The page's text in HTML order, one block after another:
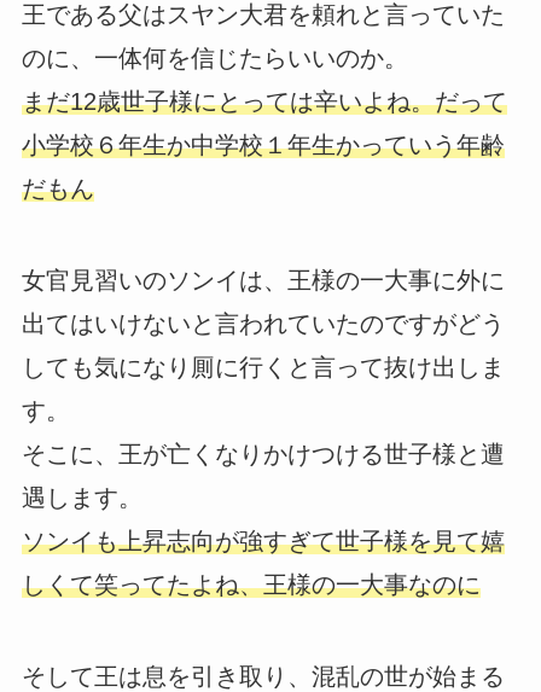
王である父はスヤン大君を頼れと言っていた
のに、一体何を信じたらいいのか。
まだ12歳世子様にとっては辛いよね。だって
小学校６年生か中学校１年生かっていう年齢
だもん
女官見習いのソンイは、王様の一大事に外に
出てはいけないと言われていたのですがどう
しても気になり厠に行くと言って抜け出しま
す。
そこに、王が亡くなりかけつける世子様と遭
遇します。
ソンイも上昇志向が強すぎて世子様を見て嬉
しくて笑ってたよね、王様の一大事なのに
そして王は息を引き取り、混乱の世が始まる